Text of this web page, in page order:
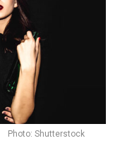
Photo: Shutterstock